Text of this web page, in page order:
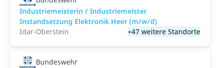
Industriemeisterin / Industriemeister
Instandsetzung Elektronik Heer (m/w/d)
Idar-Oberstein
+47 weitere Standorte
Bundeswehr